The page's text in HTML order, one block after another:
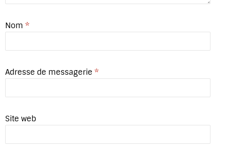
Nom *
Adresse de messagerie *
Site web